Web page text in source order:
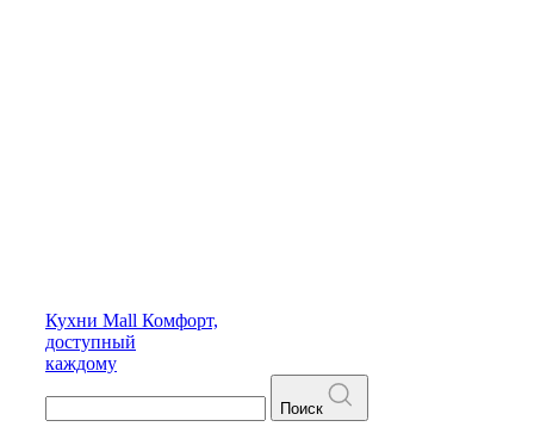
Кухни Mall Комфорт,
доступный
каждому
Поиск